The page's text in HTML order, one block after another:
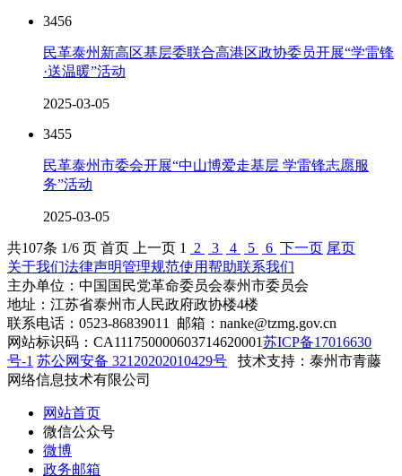
3456
民革泰州新高区基层委联合高港区政协委员开展“学雷锋
·送温暖”活动
2025-03-05
3455
民革泰州市委会开展“中山博爱走基层 学雷锋志愿服
务”活动
2025-03-05
共107条 1/6 页 首页 上一页 1 2 3 4 5 6 下一页 尾页
关于我们法律声明管理规范使用帮助联系我们
主办单位：中国国民党革命委员会泰州市委员会
地址：江苏省泰州市人民政府政协楼4楼
联系电话：0523-86839011 邮箱：nanke@tzmg.gov.cn
网站标识码：CA111750000603714620001苏ICP备17016630
号-1 苏公网安备 32120202010429号
技术支持：泰州市青藤
网络信息技术有限公司
网站首页
微信公众号
微博
政务邮箱